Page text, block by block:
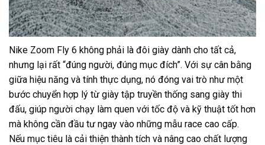
Nike Zoom Fly 6 không phải là đôi giày dành cho tất cả,
nhưng lại rất “đúng người, đúng mục đích”. Với sự cân bằng
giữa hiệu năng và tính thực dụng, nó đóng vai trò như một
bước chuyển hợp lý từ giày tập truyền thống sang giày thi
đấu, giúp người chạy làm quen với tốc độ và kỹ thuật tốt hơn
mà không cần đầu tư ngay vào những mẫu race cao cấp.
Nếu mục tiêu là cải thiện thành tích và nâng cao chất lượng